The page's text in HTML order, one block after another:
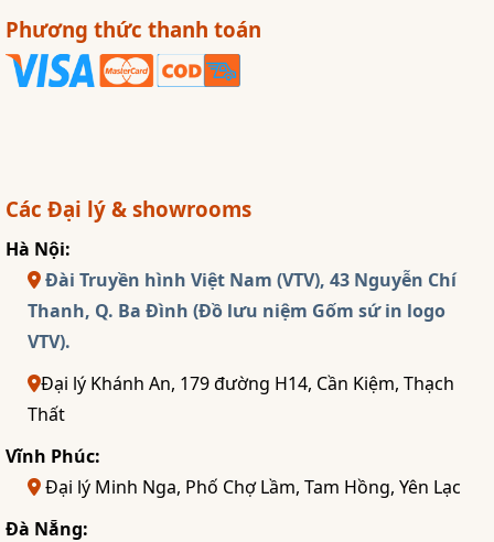
Phương thức thanh toán
Các Đại lý & showrooms
Hà Nội:
Đài Truyền hình Việt Nam (VTV), 43 Nguyễn Chí
Thanh, Q. Ba Đình (Đồ lưu niệm Gốm sứ in logo
VTV).
Đại lý Khánh An, 179 đường H14, Cần Kiệm, Thạch
Thất
Vĩnh Phúc:
Đại lý Minh Nga, Phố Chợ Lầm, Tam Hồng, Yên Lạc
Đà Nẵng: